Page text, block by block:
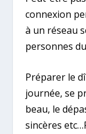
connexion
à un réseau
personnes
Préparer le
journée, se
beau, le
sincères